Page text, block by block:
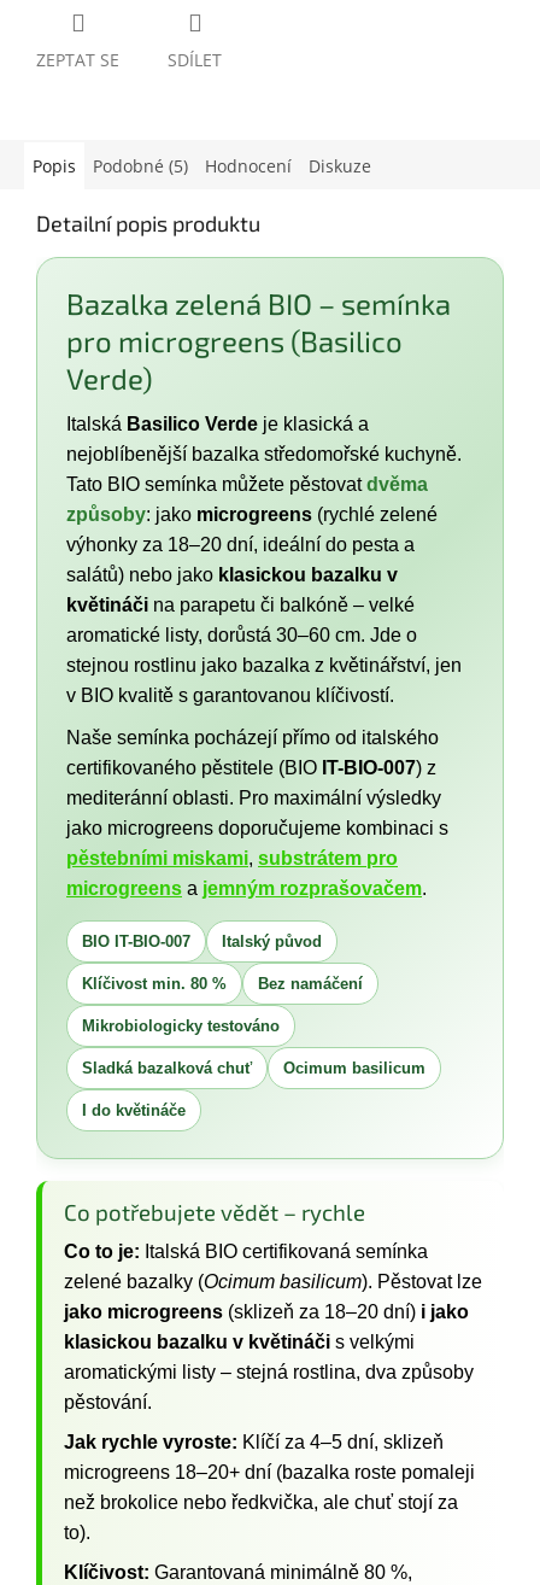
ZEPTAT SE SDÍLET
Popis Podobné (5) Hodnocení Diskuze
Detailní popis produktu
Bazalka zelená BIO – semínka
pro microgreens (Basilico
Verde)
Italská Basilico Verde je klasická a
nejoblíbenější bazalka středomořské kuchyně.
Tato BIO semínka můžete pěstovatdvěma
způsoby: jako microgreens (rychlé zelené
výhonky za 18–20 dní, ideální do pesta a
salátů) nebo jako klasickou bazalku v
květináči na parapetu či balkóně – velké
aromatické listy, dorůstá 30–60 cm. Jde o
stejnou rostlinu jako bazalka z květinářství, jen
v BIO kvalitě s garantovanou klíčivostí.
Naše semínka pocházejí přímo od italského
certifikovaného pěstitele (BIO IT-BIO-007) z
mediteránní oblasti. Pro maximální výsledky
jako microgreens doporučujeme kombinaci s
pěstebními miskami, substrátem pro
microgreens a jemným rozprašovačem.
BIO IT-BIO-007 Italský původ
Klíčivost min. 80 % Bez namáčení
Mikrobiologicky testováno
Sladká bazalková chuť Ocimum basilicum
I do květináče
Co potřebujete vědět – rychle
Co to je: Italská BIO certifikovaná semínka
zelené bazalky (Ocimum basilicum). Pěstovat lze
jako microgreens (sklizeň za 18–20 dní) i jako
klasickou bazalku v květináči s velkými
aromatickými listy – stejná rostlina, dva způsoby
pěstování.
Jak rychle vyroste: Klíčí za 4–5 dní, sklizeň
microgreens 18–20+ dní (bazalka roste pomaleji
než brokolice nebo ředkvička, ale chuť stojí za
to).
Klíčivost: Garantovaná minimálně 80 %,